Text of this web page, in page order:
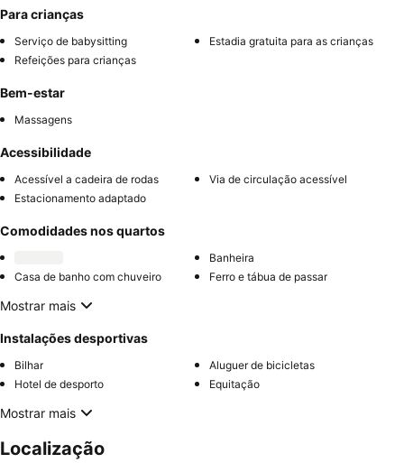
Para crianças
Serviço de babysitting
Estadia gratuita para as crianças
Refeições para crianças
Bem-estar
Massagens
Acessibilidade
Acessível a cadeira de rodas
Via de circulação acessível
Estacionamento adaptado
Comodidades nos quartos
Banheira
Casa de banho com chuveiro
Ferro e tábua de passar
Mostrar mais
Instalações desportivas
Bilhar
Aluguer de bicicletas
Hotel de desporto
Equitação
Mostrar mais
Localização